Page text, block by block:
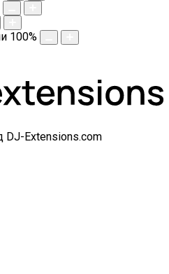
100%
DJ-Extensions.com